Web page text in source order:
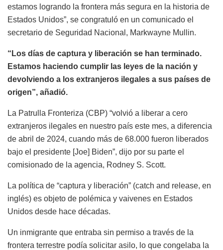
estamos logrando la frontera más segura en la historia de
Estados Unidos”, se congratuló en un comunicado el
secretario de Seguridad Nacional, Markwayne Mullin.
“Los días de captura y liberación se han terminado.
Estamos haciendo cumplir las leyes de la nación y
devolviendo a los extranjeros ilegales a sus países de
origen”, añadió.
La Patrulla Fronteriza (CBP) “volvió a liberar a cero
extranjeros ilegales en nuestro país este mes, a diferencia
de abril de 2024, cuando más de 68.000 fueron liberados
bajo el presidente [Joe] Biden”, dijo por su parte el
comisionado de la agencia, Rodney S. Scott.
La política de “captura y liberación” (catch and release, en
inglés) es objeto de polémica y vaivenes en Estados
Unidos desde hace décadas.
Un inmigrante que entraba sin permiso a través de la
frontera terrestre podía solicitar asilo, lo que congelaba la